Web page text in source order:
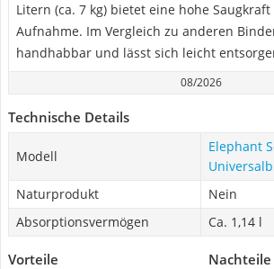
Litern (ca. 7 kg) bietet eine hohe
Aufnahme. Im Vergleich zu anderen
handhabbar und lässt sich leicht
08/2026
Technische Details
Modell
Elephant
Naturprodukt
Nein
Absorptionsvermögen
Ca. 1,14 l
Vorteile Nachteile